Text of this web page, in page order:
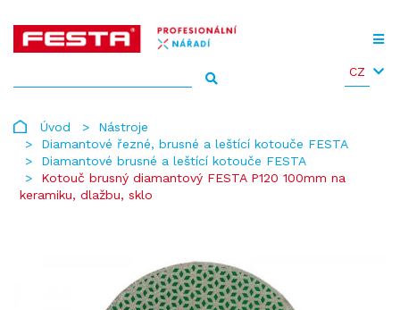
CZ
Úvod
Nástroje
Diamantové řezné, brusné a leštící kotouče FESTA
Diamantové brusné a leštící kotouče FESTA
Kotouč brusný diamantový FESTA P120 100mm na
keramiku, dlažbu, sklo